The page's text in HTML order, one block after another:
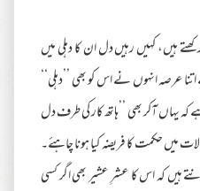
ہیں، کہیں رہیں دل ان کا دہلی میں
عرصہ انہوں نے اس کو بھی ’’دہلی‘‘
یہاں آکر بھی ’’ہاتھ کار کی طرف دل
میں حکمت کا فریضہ کیا ہونا چاہئے۔
ہیں کہ اس کا عشرِ عشیر بھی اگر کسی